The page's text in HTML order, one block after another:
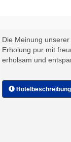
Die Meinung unserer
Erholung pur mit
erholsam und
Hotelbeschreibung